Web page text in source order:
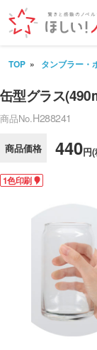
TOP タンブラー・
缶型グラス
商品No.H288241
商品価格 440円
1色印刷